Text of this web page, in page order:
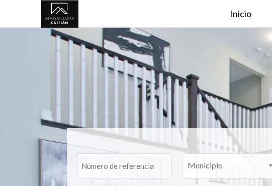
Inmobiliaria
Vigo
Guitian
Inicio
Municipio